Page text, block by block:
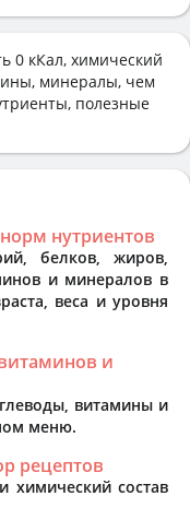
0 кКал, химический
минералы, чем
полезные
нутриентов
белков, жиров,
и минералов в
веса и уровня
и
витамины и
меню.
рецептов
химический состав